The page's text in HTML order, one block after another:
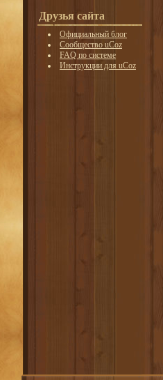
Друзья сайта
Официальный блог
Сообщество uCoz
FAQ по системе
Инструкции для uCoz